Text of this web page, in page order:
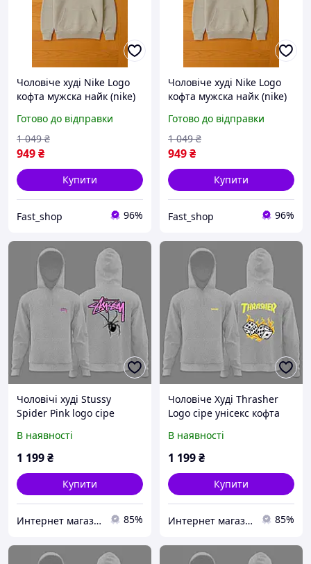
Чоловіче худі Nike Logo
кофта мужска найк (nike)
капішоном nike
Готово до відправки
949₴
1 049 ₴
Купити
Fast_shop 96%
Чоловіче худі Nike Logo
кофта мужска найк (nike)
капішоном nike
Готово до відправки
949₴
1 049 ₴
Купити
Fast_shop 96%
Чоловічі худі Stussy
Spider Pink logo сіре
стуссі з павуком рожевий
кофта
В наявності
1 199₴
Купити
Интернет магазин Dr Style 85%
Чоловіче Худі Thrasher
Logo сіре унісекс кофта
з капюшоном кофта
В наявності
1 199₴
Купити
Интернет магазин Dr Style 85%